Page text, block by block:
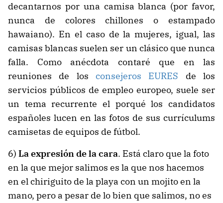
decantarnos por una camisa blanca (por favor,
nunca de colores chillones o estampado
hawaiano). En el caso de la mujeres, igual, las
camisas blancas suelen ser un clásico que nunca
falla. Como anécdota contaré que en las
reuniones de los consejeros EURES de los
servicios públicos de empleo europeo, suele ser
un tema recurrente el porqué los candidatos
españoles lucen en las fotos de sus currículums
camisetas de equipos de fútbol.
6) La expresión delacara. Está claro que la foto
en la que mejor salimos es la que nos hacemos
en el chiriguito de la playa con un mojito en la
mano, pero a pesar de lo bien que salimos, no es